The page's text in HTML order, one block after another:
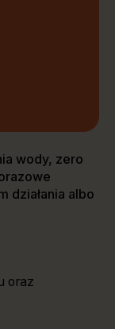
wody, zero
działania albo
oraz